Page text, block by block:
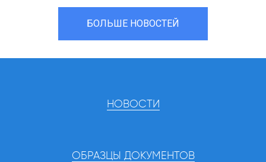
БОЛЬШЕ НОВОСТЕЙ
НОВОСТИ
ОБРАЗЦЫ ДОКУМЕНТОВ